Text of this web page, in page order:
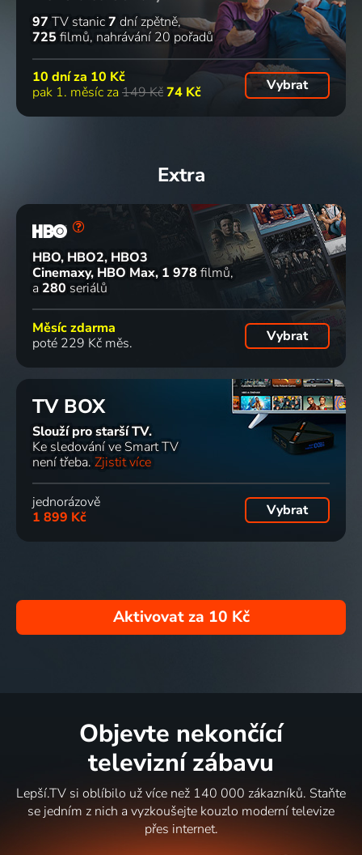
97 TV stanic7 dní zpětně
725 filmů nahrávání 20 pořadů
10 dní za 10 Kč
pak 1. měsíc za 149 Kč74 Kč Vybrat
Extra
HBO, HBO2, HBO3
Cinemaxy, HBO Max 1 978 filmů
a 280 seriálů
Měsíc zdarma
poté 229 Kč měs.
Vybrat
TV BOX
Slouží pro starší TV.
Ke sledování ve Smart TV
není třeba. Zjistit více
jednorázově
1 899 Kč
Vybrat
Aktivovat za 10 Kč
Objevte nekončící
televizní zábavu
Lepší.TV si oblíbilo už více než 140 000 zákazníků. Staňte
se jedním z nich a vyzkoušejte kouzlo moderní televize
přes internet.